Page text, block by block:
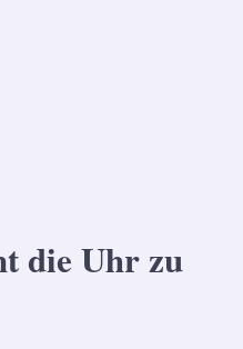
die Uhr zu